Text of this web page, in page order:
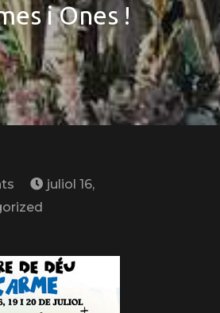
i Ones !
juliol 16,